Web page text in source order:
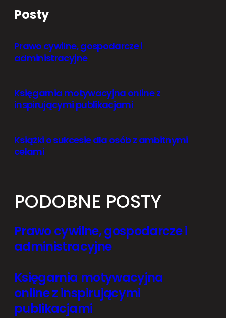
Posty
Prawo cywilne, gospodarcze i
administracyjne
Księgarnia motywacyjna online z
inspirującymi publikacjami
Książki o sukcesie dla osób z ambitnymi
celami
PODOBNE POSTY
Prawo cywilne, gospodarcze i
administracyjne
Księgarnia motywacyjna
online z inspirującymi
publikacjami